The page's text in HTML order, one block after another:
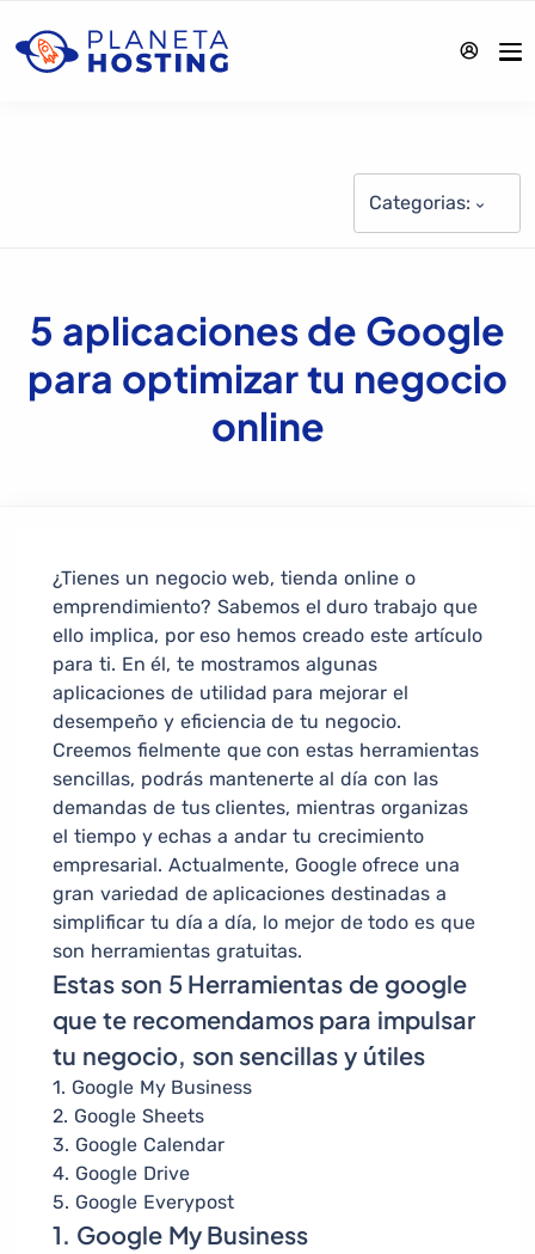
Categorias:
5 aplicaciones de Google
para optimizar tu negocio
online
¿Tienes un negocio web, tienda online o
emprendimiento? Sabemos el duro trabajo que
ello implica, por eso hemos creado este artículo
para ti. En él, te mostramos algunas
aplicaciones de utilidad para mejorar el
desempeño y eficiencia de tu negocio.
Creemos fielmente que con estas herramientas
sencillas, podrás mantenerte al día con las
demandas de tus clientes, mientras organizas
el tiempo y echas a andar tu crecimiento
empresarial. Actualmente, Google ofrece una
gran variedad de aplicaciones destinadas a
simplificar tu día a día, lo mejor de todo es que
son herramientas gratuitas.
Estas son 5 Herramientas de google
que te recomendamos para impulsar
tu negocio, son sencillas y útiles
1. Google My Business
2. Google Sheets
3. Google Calendar
4. Google Drive
5. Google Everypost
1. Google My Business